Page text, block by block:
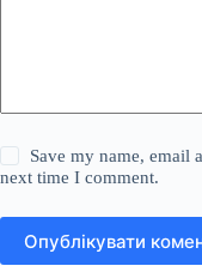
Save my name, email
next time I comment.
Опублікувати